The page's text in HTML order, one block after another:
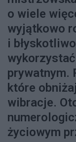
o wiele
wyjątkowo
i
prywatnym.
które
wibracje.
życiowym